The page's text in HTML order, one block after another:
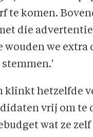
te komen.
die
wouden we extra
stemmen.'
klinkt hetzelfde
vrij om te
wat ze zelf